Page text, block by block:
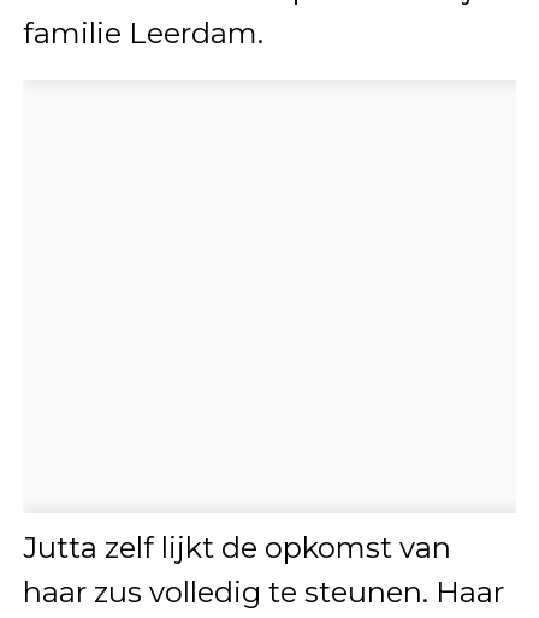
familie Leerdam.
Jutta zelf lijkt de opkomst van
haar zus volledig te steunen. Haar